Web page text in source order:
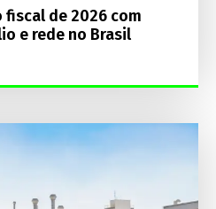
fiscal de 2026 com
e rede no Brasil